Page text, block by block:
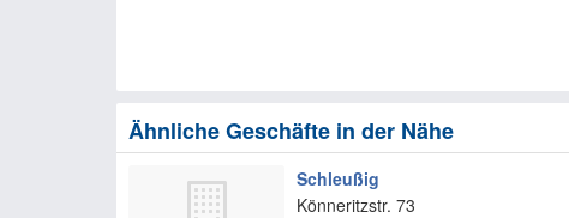
Ähnliche Geschäfte in der Nähe
Schleußig
Könneritzstr. 73